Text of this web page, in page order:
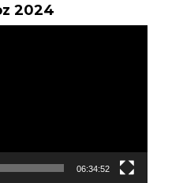
2024
06:34:52